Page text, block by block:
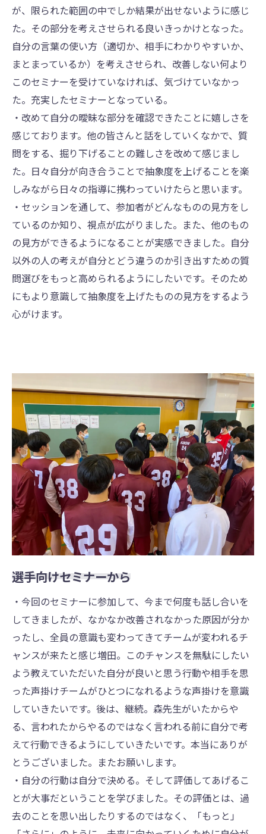
が、限られた範囲の中でしか結果が出せないように感じ
た。その部分を考えさせられる良いきっかけとなった。
⾃分の⾔葉の使い⽅（適切か、相⼿にわかりやすいか、
まとまっているか）を考えさせられ、改善しない何より
このセミナーを受けていなければ、気づけていなかっ
た。充実したセミナーとなっている。
・改めて⾃分の曖昧な部分を確認できたことに嬉しさを
感じております。他の皆さんと話をしていくなかで、質
問をする、掘り下げることの難しさを改めて感じまし
た。⽇々⾃分が向き合うことで抽象度を上げることを楽
しみながら⽇々の指導に携わっていけたらと思います。
・セッションを通して、参加者がどんなものの⾒⽅をし
ているのか知り、視点が広がりました。また、他のもの
の⾒⽅ができるようになることが実感できました。⾃分
以外の⼈の考えが⾃分とどう違うのか引き出すための質
問選びをもっと⾼められるようにしたいです。そのため
にもより意識して抽象度を上げたものの⾒⽅をするよう
⼼がけます。
選手向けセミナーから
・今回のセミナーに参加して、今まで何度も話し合いを
してきましたが、なかなか改善されなかった原因が分か
ったし、全員の意識も変わってきてチームが変われるチ
ャンスが来たと感じ増⽥。このチャンスを無駄にしたい
よう教えていただいた⾃分が良いと思う⾏動や相⼿を思
った声掛けチームがひとつになれるような声掛けを意識
していきたいです。後は、継続。森先⽣がいたからや
る、⾔われたからやるのではなく⾔われる前に⾃分で考
えて⾏動できるようにしていきたいです。本当にありが
とうございました。またお願いします。
・⾃分の⾏動は⾃分で決める。そして評価してあげるこ
とが⼤事だということを学びました。その評価とは、過
去のことを思い出したりするのではなく、「もっと」